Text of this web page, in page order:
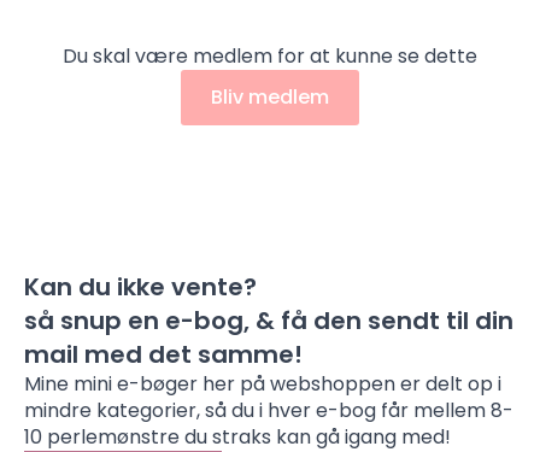
Du skal være medlem for at kunne se dette
Bliv medlem
Kan du ikke vente?
så snup en e-bog, & få den sendt til din
mail med det samme!
Mine mini e-bøger her på webshoppen er delt op i
mindre kategorier, så du i hver e-bog får mellem 8-
10 perlemønstre du straks kan gå igang med!